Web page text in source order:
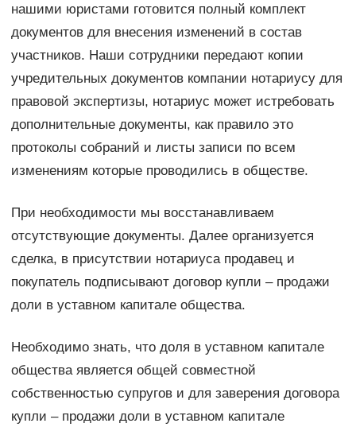
нашими юристами готовится полный комплект
документов для внесения изменений в состав
участников. Наши сотрудники передают копии
учредительных документов компании нотариусу для
правовой экспертизы, нотариус может истребовать
дополнительные документы, как правило это
протоколы собраний и листы записи по всем
изменениям которые проводились в обществе.
При необходимости мы восстанавливаем
отсутствующие документы. Далее организуется
сделка, в присутствии нотариуса продавец и
покупатель подписывают договор купли – продажи
доли в уставном капитале общества.
Необходимо знать, что доля в уставном капитале
общества является общей совместной
собственностью супругов и для заверения договора
купли – продажи доли в уставном капитале